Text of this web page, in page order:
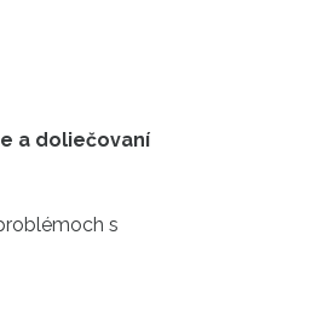
a doliečovaní
s